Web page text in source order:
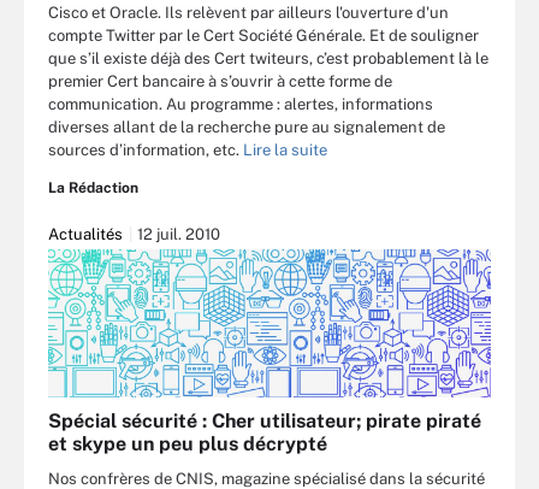
Cisco et Oracle. Ils relèvent par ailleurs l'ouverture d'un
compte Twitter par le Cert Société Générale. Et de souligner
que s’il existe déjà des Cert twiteurs, c’est probablement là le
premier Cert bancaire à s’ouvrir à cette forme de
communication. Au programme : alertes, informations
diverses allant de la recherche pure au signalement de
sources d’information, etc. Lire la suite
La Rédaction
Actualités 12 juil. 2010
Spécial sécurité : Cher utilisateur; pirate piraté
et skype un peu plus décrypté
Nos confrères de CNIS, magazine spécialisé dans la sécurité